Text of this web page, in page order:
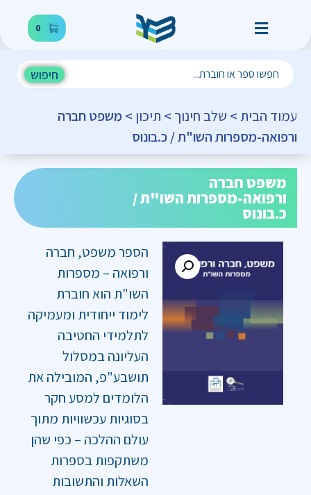
0
חיפוש
עמוד הבית > שלב חינוך > תיכון > משפט חברה
ורפואה-מספרות השו"ת / כ.בונוס
משפט חברה
ורפואה-מספרות השו"ת /
כ.בונוס
הספר משפט, חברה
ורפואה – מספרות
השו"ת הוא חוברת
לימוד ייחודית ומעמיקה
לתלמידי החטיבה
העליונה במסלול
תושבע"פ, המובילה את
הלומדים למסע חקר
בסוגיות עכשוויות מתוך
עולם ההלכה – כפי שהן
משתקפות בספרות
השאלות והתשובות